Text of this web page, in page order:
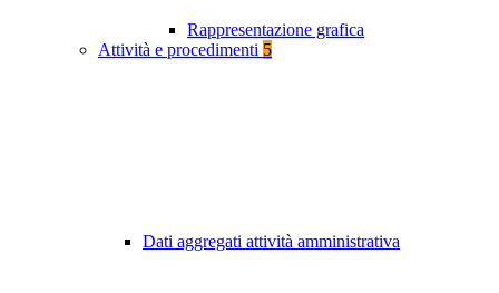
Rappresentazione grafica
Attività e procedimenti 5
Dati aggregati attività amministrativa